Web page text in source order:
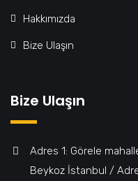
Hakkımızda
Bize Ulaşın
Bize Ulaşın
Adres 1: Görele
Beykoz İstanbul /